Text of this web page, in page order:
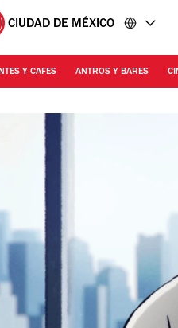
CIUDAD DE MÉXICO
Y CAFES ANTROS Y BARES